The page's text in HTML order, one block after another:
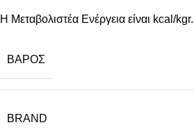
Η Μεταβολιστέα Ενέργεια είναι kcal/kgr.
ΒΆΡΟΣ
BRAND